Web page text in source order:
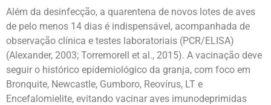
Além da desinfecção, a quarentena de novos lotes de aves
de pelo menos 14 dias é indispensável, acompanhada de
observação clínica e testes laboratoriais (PCR/ELISA)
(Alexander, 2003; Torremorell et al., 2015). A vacinação deve
seguir o histórico epidemiológico da granja, com foco em
Bronquite, Newcastle, Gumboro, Reovírus, LT e
Encefalomielite, evitando vacinar aves imunodeprimidas